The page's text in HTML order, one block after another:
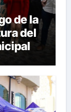
de la
del